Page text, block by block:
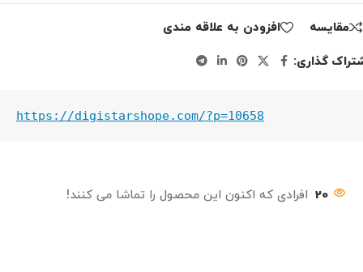
مقايسه
افزودن به علاقه مندی
گذاری:
https://digistarshope.com/?p=10658
20 افرادی که اکنون این محصول را تماشا می کنند!